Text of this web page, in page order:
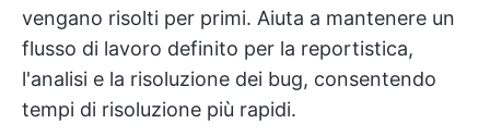
vengano risolti per primi. Aiuta a mantenere un
flusso di lavoro definito per la reportistica,
l'analisi e la risoluzione dei bug, consentendo
tempi di risoluzione più rapidi.